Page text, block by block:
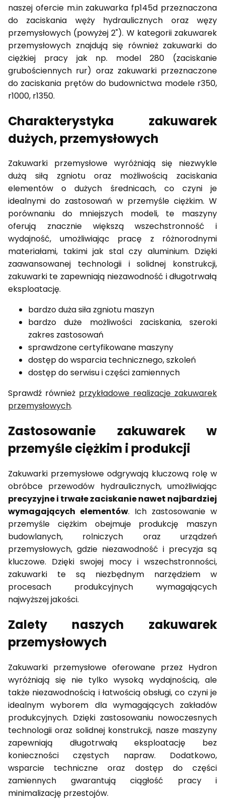
naszej ofercie m.in zakuwarka fp145d przeznaczona
do zaciskania węży hydraulicznych oraz węzy
przemysłowych (powyżej 2"). W kategorii zakuwarek
przemysłowych znajdują się również zakuwarki do
ciężkiej pracy jak np. model 280 (zaciskanie
grubościennych rur) oraz zakuwarki przeznaczone
do zaciskania prętów do budownictwa modele r350,
r1000, r1350.
Charakterystyka zakuwarek
dużych, przemysłowych
Zakuwarki przemysłowe wyróżniają się niezwykle
dużą siłą zgniotu oraz możliwością zaciskania
elementów o dużych średnicach, co czyni je
idealnymi do zastosowań w przemyśle ciężkim. W
porównaniu do mniejszych modeli, te maszyny
oferują znacznie większą wszechstronność i
wydajność, umożliwiając pracę z różnorodnymi
materiałami, takimi jak stal czy aluminium. Dzięki
zaawansowanej technologii i solidnej konstrukcji,
zakuwarki te zapewniają niezawodność i długotrwałą
eksploatację.
bardzo duża siła zgniotu maszyn
bardzo duże możliwości zaciskania, szeroki
zakres zastosowań
sprawdzone certyfikowane maszyny
dostęp do wsparcia technicznego, szkoleń
dostęp do serwisu i części zamiennych
Sprawdź również przykładowe realizacje zakuwarek
przemysłowych.
Zastosowanie zakuwarek w
przemyśle ciężkim i produkcji
Zakuwarki przemysłowe odgrywają kluczową rolę w
obróbce przewodów hydraulicznych, umożliwiając
precyzyjne i trwałe zaciskanie nawet najbardziej
wymagających elementów. Ich zastosowanie w
przemyśle ciężkim obejmuje produkcję maszyn
budowlanych, rolniczych oraz urządzeń
przemysłowych, gdzie niezawodność i precyzja są
kluczowe. Dzięki swojej mocy i wszechstronności,
zakuwarki te są niezbędnym narzędziem w
procesach produkcyjnych wymagających
najwyższej jakości.
Zalety naszych zakuwarek
przemysłowych
Zakuwarki przemysłowe oferowane przez Hydron
wyróżniają się nie tylko wysoką wydajnością, ale
także niezawodnością i łatwością obsługi, co czyni je
idealnym wyborem dla wymagających zakładów
produkcyjnych. Dzięki zastosowaniu nowoczesnych
technologii oraz solidnej konstrukcji, nasze maszyny
zapewniają długotrwałą eksploatację bez
konieczności częstych napraw. Dodatkowo,
wsparcie techniczne oraz dostęp do części
zamiennych gwarantują ciągłość pracy i
minimalizację przestojów.